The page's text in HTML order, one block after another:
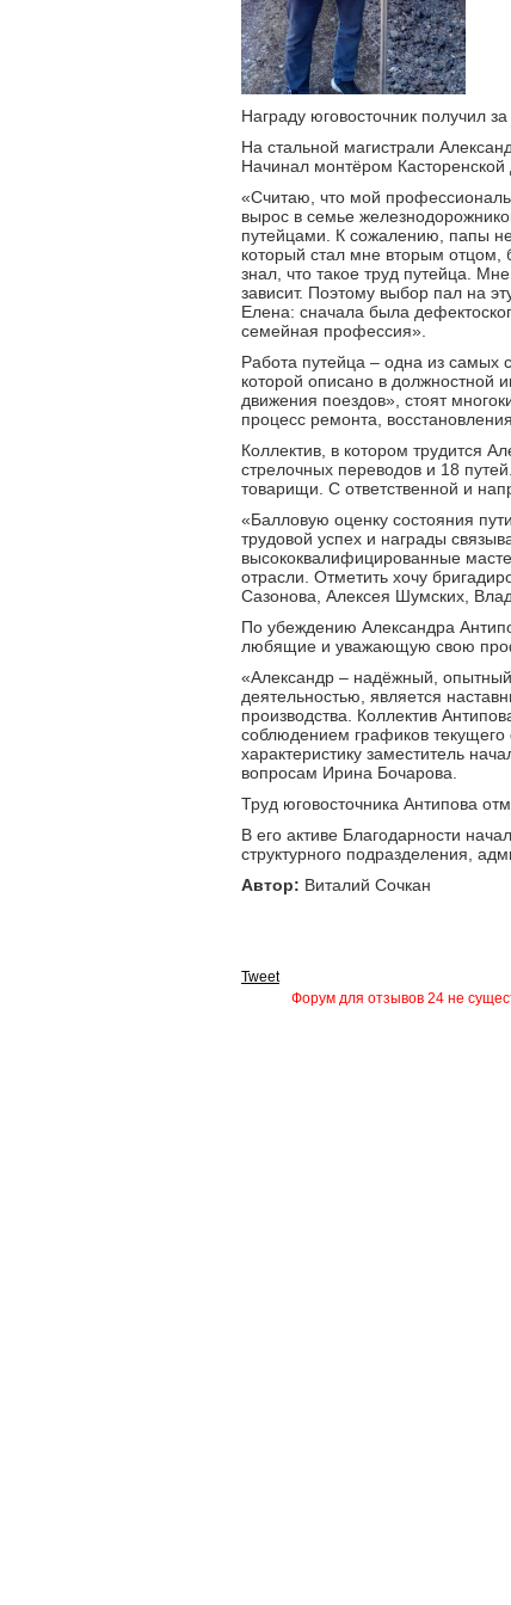
Награду юговосточник получил
На стальной магистрали
Начинал монтёром Касторенской
«Считаю, что мой
вырос в семье
путейцами. К сожалению, папы
который стал мне вторым
знал, что такое труд путейца.
зависит. Поэтому выбор пал на
Елена: сначала была
семейная профессия».
Работа путейца – одна из самых
которой описано в должностной
движения поездов», стоят
процесс ремонта,
Коллектив, в котором трудится
стрелочных переводов и 18
товарищи. С ответственной и
«Балловую оценку состояния
трудовой успех и награды
высококвалифицированные
отрасли. Отметить хочу
Сазонова, Алексея Шумских,
По убеждению Александра
любящие и уважающую свою
«Александр – надёжный,
деятельностью, является
производства. Коллектив
соблюдением графиков
характеристику заместитель
вопросам Ирина Бочарова.
Труд юговосточника Антипова
В его активе Благодарности
структурного подразделения,
Автор: Виталий Сочкан
Tweet
Форум для отзывов 24 не